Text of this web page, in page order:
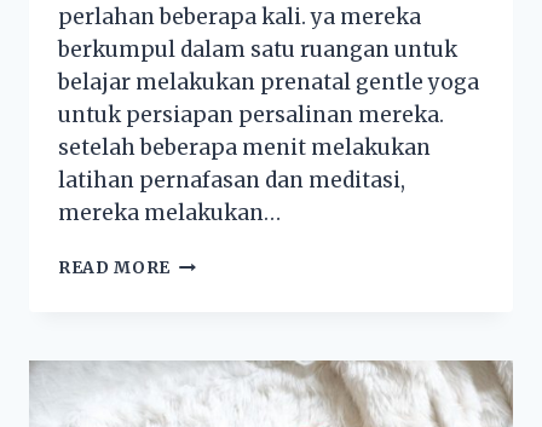
perlahan beberapa kali. ya mereka
berkumpul dalam satu ruangan untuk
belajar melakukan prenatal gentle yoga
untuk persiapan persalinan mereka.
setelah beberapa menit melakukan
latihan pernafasan dan meditasi,
mereka melakukan…
READ MORE